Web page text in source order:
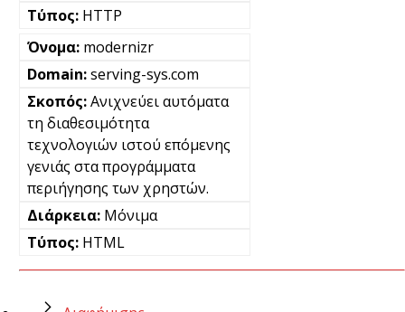
HTTP
modernizr
serving-sys.com
Ανιχνεύει αυτόματα
τη διαθεσιμότητα
τεχνολογιών ιστού επόμενης
γενιάς στα προγράμματα
περιήγησης των χρηστών.
Μόνιμα
HTML